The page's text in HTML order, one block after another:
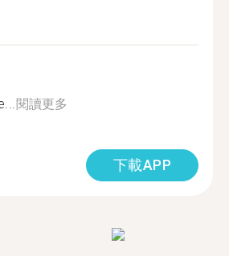
閱讀更多
下載APP